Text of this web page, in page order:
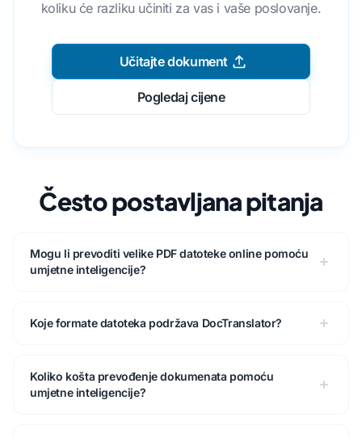
koliku će razliku učiniti za vas i vaše poslovanje.
Učitajte dokument
Pogledaj cijene
Često postavljana pitanja
Mogu li prevoditi velike PDF datoteke online pomoću
umjetne inteligencije?
Koje formate datoteka podržava DocTranslator?
Koliko košta prevođenje dokumenata pomoću
umjetne inteligencije?